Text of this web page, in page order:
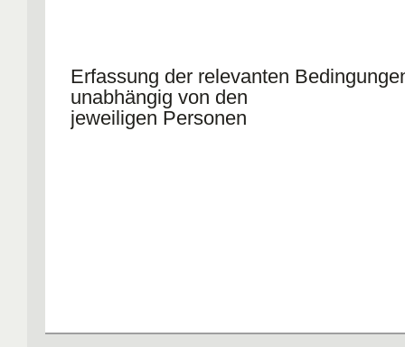
Erfassung der relevanten
unabhängig von den
jeweiligen Personen